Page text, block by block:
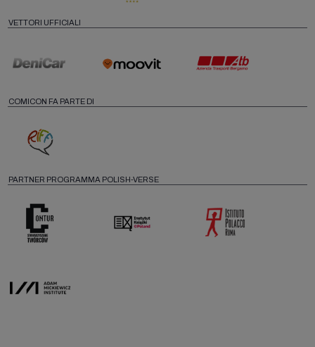
VETTORI UFFICIALI
COMICON FA PARTE DI
PARTNER PROGRAMMA POLISH-VERSE